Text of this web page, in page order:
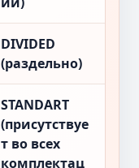
DIVIDED
(раздельно)
STANDART
(присутствуе
т во всех
комплектац